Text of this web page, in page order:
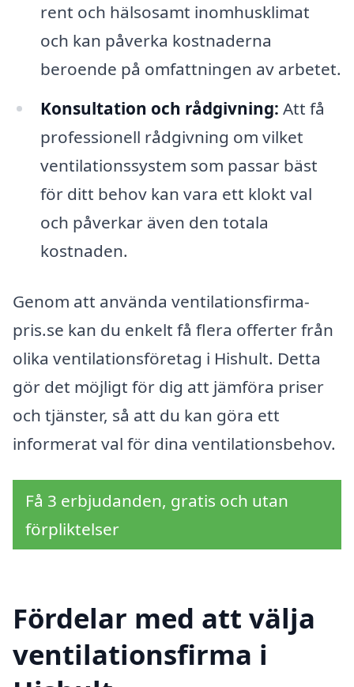
rent och hälsosamt inomhusklimat
och kan påverka kostnaderna
beroende på omfattningen av arbetet.
Konsultation och rådgivning: Att få
professionell rådgivning om vilket
ventilationssystem som passar bäst
för ditt behov kan vara ett klokt val
och påverkar även den totala
kostnaden.
Genom att använda ventilationsfirma-
pris.se kan du enkelt få flera offerter från
olika ventilationsföretag i Hishult. Detta
gör det möjligt för dig att jämföra priser
och tjänster, så att du kan göra ett
informerat val för dina ventilationsbehov.
Få 3 erbjudanden, gratis och utan
förpliktelser
Fördelar med att välja
ventilationsfirma i